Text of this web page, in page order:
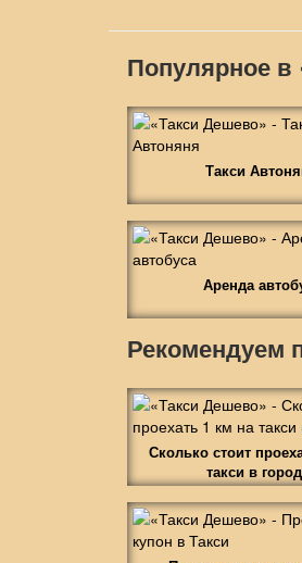
Популярное в
Такси
Аренда
Рекомендуем
Сколько стоит
такси в